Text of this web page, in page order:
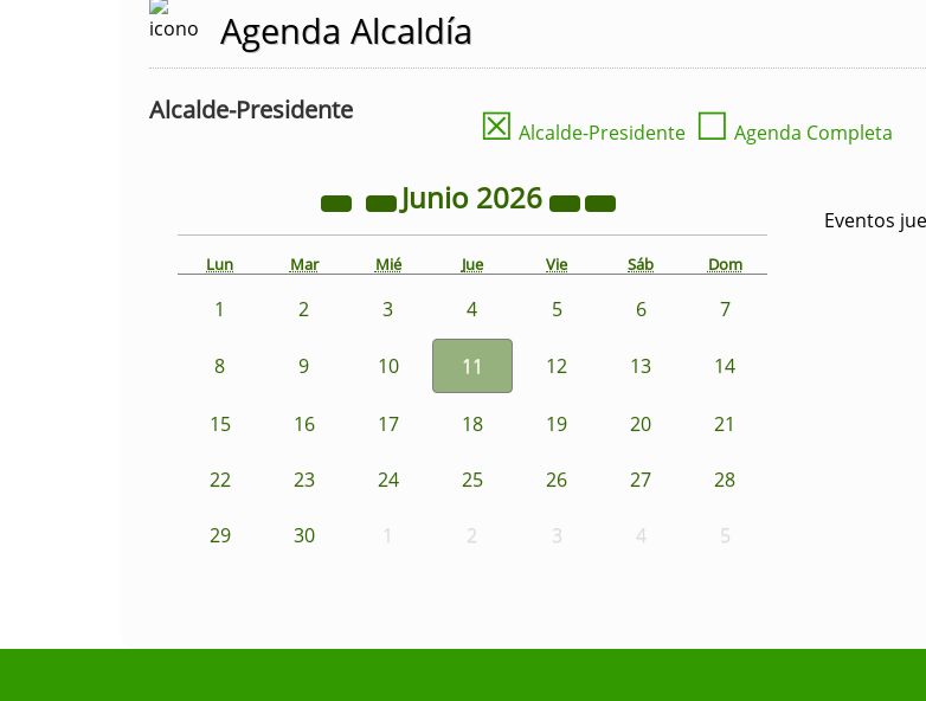
Agenda Alcaldía
Alcalde-Presidente ☒ Alcalde-Presidente ☐ Agenda Completa
Junio 2026
Lun Mar Mié Jue Vie Sáb Dom
1 2 3 4 5 6 7
8 9 10 11 12 13 14
15 16 17 18 19 20 21
22 23 24 25 26 27 28
29 30 1 2 3 4 5
Eventos